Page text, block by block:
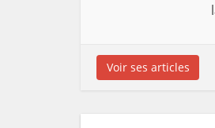
Voir ses articles